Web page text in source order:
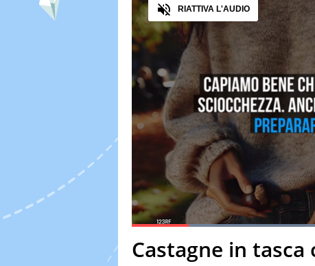
PauseUnmuteCurrent Time
Loaded:50.65%
Audio
RIATTIVA L'AUDIO
Castagne in